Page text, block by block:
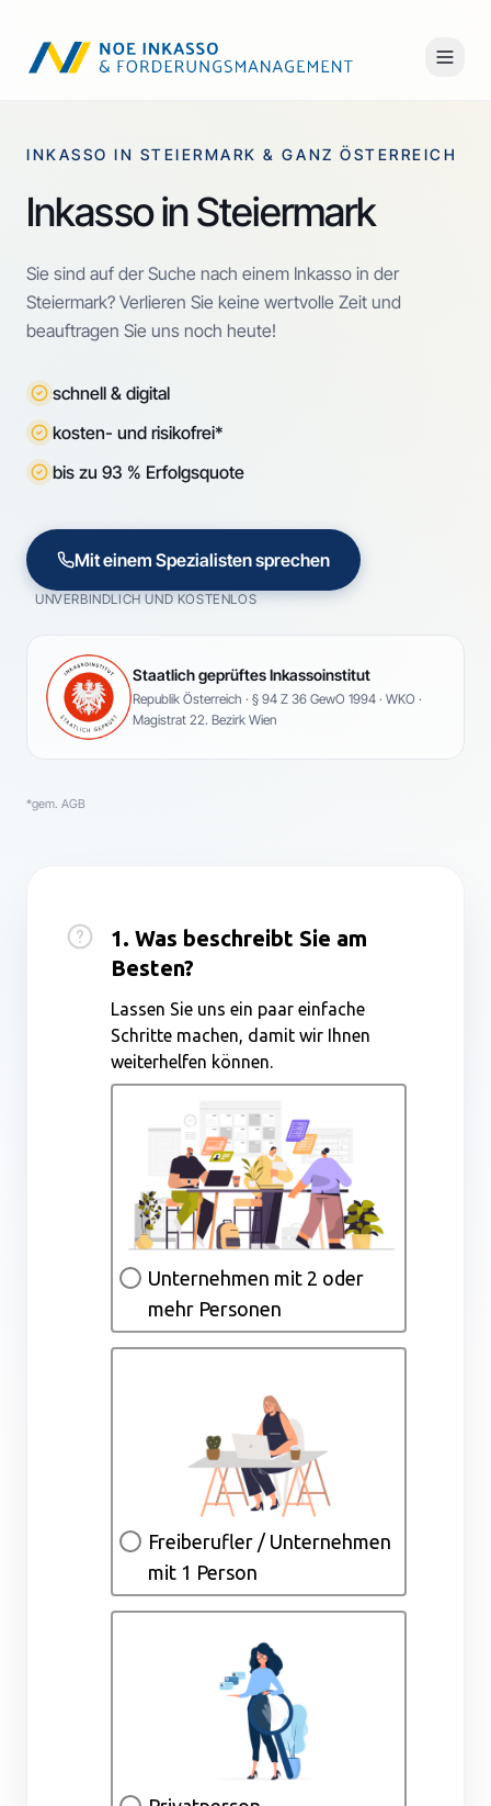
INKASSO IN STEIERMARK & GANZ ÖSTERREICH
Inkasso in Steiermark
Sie sind auf der Suche nach einem Inkasso in der
Steiermark? Verlieren Sie keine wertvolle Zeit und
beauftragen Sie uns noch heute!
schnell & digital
kosten- und risikofrei*
bis zu 93 % Erfolgsquote
Mit einem Spezialisten sprechen
UNVERBINDLICH UND KOSTENLOS
Staatlich geprüftes Inkassoinstitut
Republik Österreich · § 94 Z 36 GewO 1994 · WKO ·
Magistrat 22. Bezirk Wien
*gem. AGB